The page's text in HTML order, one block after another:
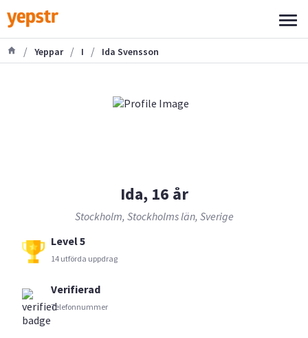
/ Yeppar / I / Ida Svensson
Ida, 16 år
Stockholm, Stockholms län, Sverige
Level 5
14 utförda uppdrag
Verifierad
Telefonnummer